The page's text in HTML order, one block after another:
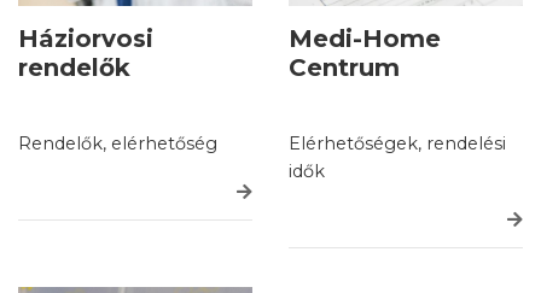
Háziorvosi
rendelők
Rendelők, elérhetőség
Medi-Home
Centrum
Elérhetőségek, rendelési
idők